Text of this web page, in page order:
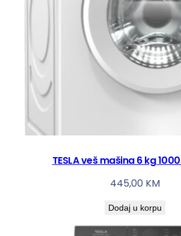
TESLA veš mašina 6 kg
445,00 KM
Dodaj u korpu